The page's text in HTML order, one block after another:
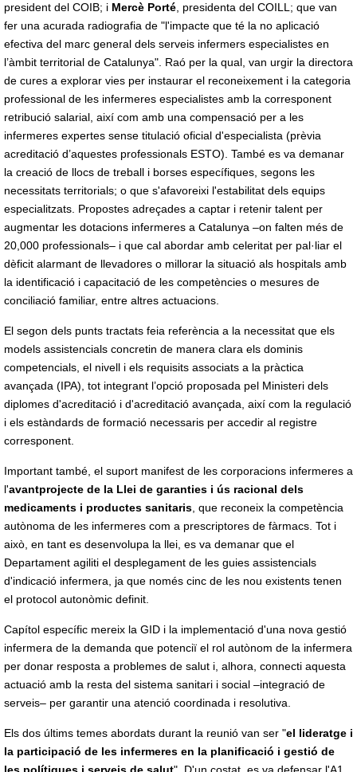
president del COIB; i Mercè Porté, presidenta del COILL; que van
fer una acurada radiografia de "l'impacte que té la no aplicació
efectiva del marc general dels serveis infermers especialistes en
l’àmbit territorial de Catalunya". Raó per la qual, van urgir la directora
de cures a explorar vies per instaurar el reconeixement i la categoria
professional de les infermeres especialistes amb la corresponent
retribució salarial, així com amb una compensació per a les
infermeres expertes sense titulació oficial d'especialista (prèvia
acreditació d’aquestes professionals ESTO). També es va demanar
la creació de llocs de treball i borses específiques, segons les
necessitats territorials; o que s'afavoreixi l'estabilitat dels equips
especialitzats. Propostes adreçades a captar i retenir talent per
augmentar les dotacions infermeres a Catalunya –on falten més de
20,000 professionals– i que cal abordar amb celeritat per pal·liar el
dèficit alarmant de llevadores o millorar la situació als hospitals amb
la identificació i capacitació de les competències o mesures de
conciliació familiar, entre altres actuacions.
El segon dels punts tractats feia referència a la necessitat que els
models assistencials concretin de manera clara els dominis
competencials, el nivell i els requisits associats a la pràctica
avançada (IPA), tot integrant l’opció proposada pel Ministeri dels
diplomes d'acreditació i d'acreditació avançada, així com la regulació
i els estàndards de formació necessaris per accedir al registre
corresponent.
Important també, el suport manifest de les corporacions infermeres a
l'avantprojecte de la Llei de garanties i ús racional dels
medicaments i productes sanitaris, que reconeix la competència
autònoma de les infermeres com a prescriptores de fàrmacs. Tot i
això, en tant es desenvolupa la llei, es va demanar que el
Departament agiliti el desplegament de les guies assistencials
d'indicació infermera, ja que només cinc de les nou existents tenen
el protocol autonòmic definit.
Capítol específic mereix la GID i la implementació d'una nova gestió
infermera de la demanda que potenciï el rol autònom de la infermera
per donar resposta a problemes de salut i, alhora, connecti aquesta
actuació amb la resta del sistema sanitari i social –integració de
serveis– per garantir una atenció coordinada i resolutiva.
Els dos últims temes abordats durant la reunió van ser "el lideratge i
la participació de les infermeres en la planificació i gestió de